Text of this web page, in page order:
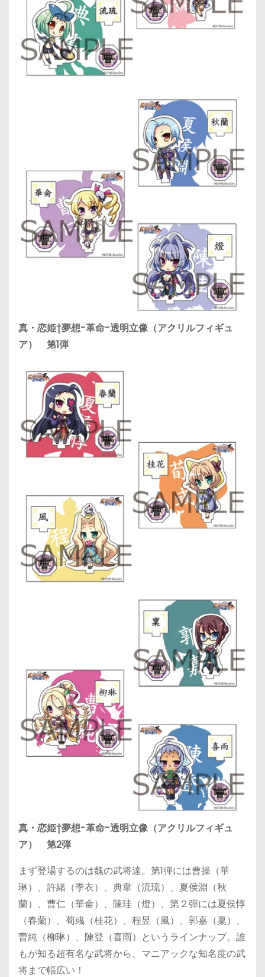
真・恋姫†夢想-革命-透明立像（アクリルフィギュ
ア） 第1弾
真・恋姫†夢想-革命-透明立像（アクリルフィギュ
ア） 第2弾
まず登場するのは魏の武将達。第1弾には曹操（華
琳）、許緒（季衣）、典韋（流琉）、夏侯淵（秋
蘭）、曹仁（華侖）、陳珪（燈）、第２弾には夏侯惇
（春蘭）、荀彧（桂花）、程昱（風）、郭嘉（稟）、
曹純（柳琳）、陳登（喜雨）というラインナップ。誰
もが知る超有名な武将から、マニアックな知名度の武
将まで幅広い！